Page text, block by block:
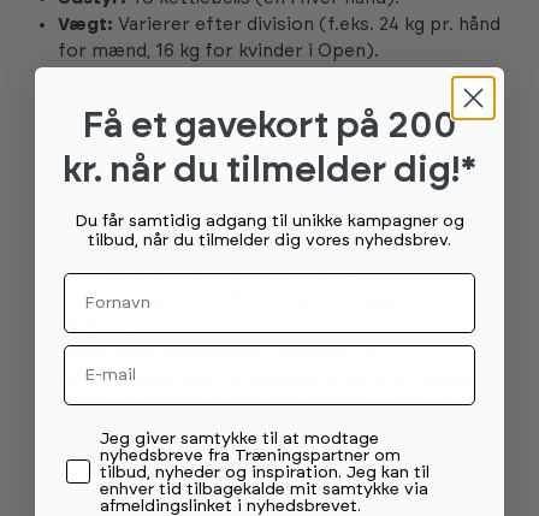
Vægt: Varierer efter division (f.eks. 24 kg pr. hånd
for mænd, 16 kg for kvinder i Open).
Underarme (greb), skuldre, core og ben.
Udfordringen er at holde vægtene uden at sætte
dem ned.
Distance:100 meter.
Udstyr: En sandsæk med håndtag.
Vægt:10 kg, 20 kg eller 30 kg afhængigt af
division.
Udførelse:
nakken/skuldrene, og deltageren udfører walking
lunges, hvor knæet skal røre jorden ved hvert
skridt.
Fokus:Quadriceps og glutes. Balancen udfordres
også, især når benene begynder at blive trætte.
Få et gavekort på 200
kr. når du tilmelder dig!*
Du får samtidig adgang til unikke kampagner og
tilbud, når du tilmelder dig vores nyhedsbrev.
Fornavn
Email
Permission tekst
Jeg giver samtykke til at modtage
nyhedsbreve fra Træningspartner om
tilbud, nyheder og inspiration. Jeg kan til
enhver tid tilbagekalde mit samtykke via
afmeldingslinket i nyhedsbrevet.